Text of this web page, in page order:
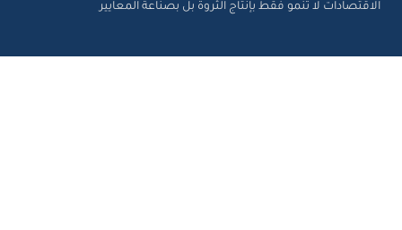
الاقتصادات لا تنمو فقط بإنتاج الثروة بل بصناعة المعايير